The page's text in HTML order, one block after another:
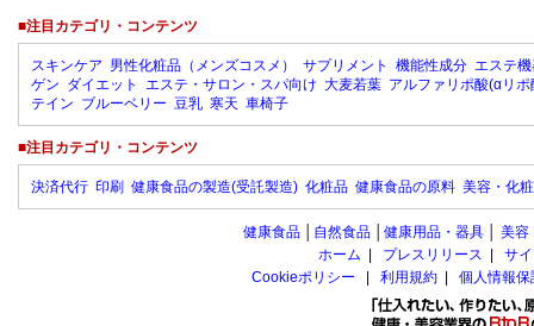
■注目カテゴリ・コンテンツ
スキンケア 男性化粧品（メンズコスメ） サプリメント 機能性成分 エステ
ゲン ダイエット エステ・サロン・スパ向け 大麦若葉 アルファリポ酸(αリポ
テイン ブルーベリー 豆乳 寒天 車椅子
■注目カテゴリ・コンテンツ
決済代行 印刷 健康食品の製造(受託製造) 化粧品 健康食品の原料 美容・化
健康食品 自然食品 健康用品・器具 美容
ホーム
プレスリリース
サ
Cookieポリシー
利用規約 個人情報